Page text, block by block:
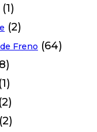
(1)
(2)
Freno (64)
(1)
(2)
(2)